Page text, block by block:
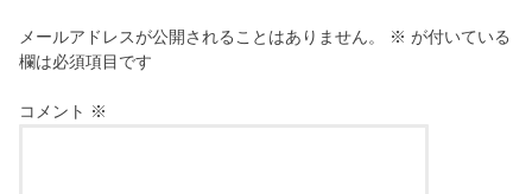
メールアドレスが公開されることはありません。 ※ が付いている
欄は必須項目です
コメント ※